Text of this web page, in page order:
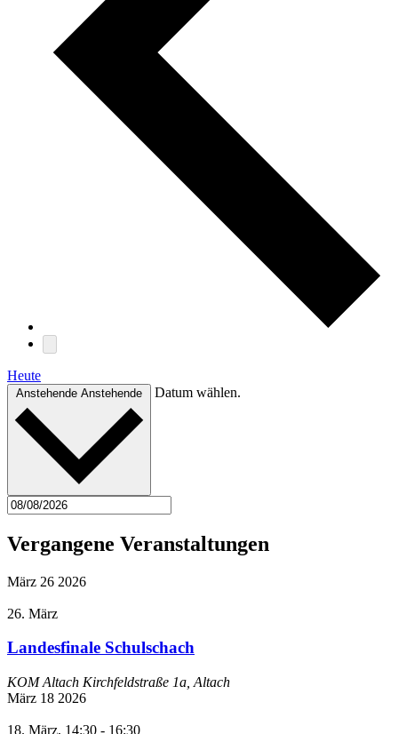
Heute
Anstehende Anstehende Datum wählen.
Vergangene Veranstaltungen
März 26 2026
26. März
Landesfinale Schulschach
KOM Altach Kirchfeldstraße 1a, Altach
März 18 2026
18. März, 14:30 - 16:30